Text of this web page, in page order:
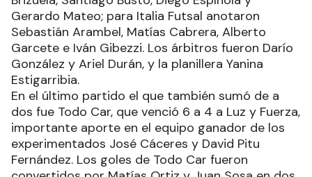
Gerardo Mateo; para Italia Futsal anotaron
Sebastián Arambel, Matías Cabrera, Alberto
Garcete e Iván Gibezzi. Los árbitros fueron Darío
González y Ariel Durán, y la planillera Yanina
Estigarribia.
En el último partido el que también sumó de a
dos fue Todo Car, que venció 6 a 4 a Luz y Fuerza,
importante aporte en el equipo ganador de los
experimentados José Cáceres y David Pitu
Fernández. Los goles de Todo Car fueron